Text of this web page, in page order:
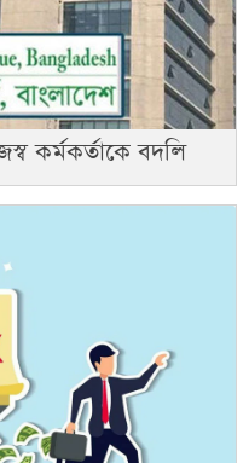
কর্মকর্তাকে বদলি